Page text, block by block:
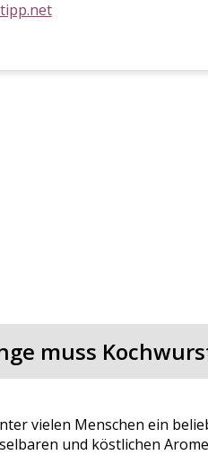
muss
vielen Menschen ein
und köstlichen